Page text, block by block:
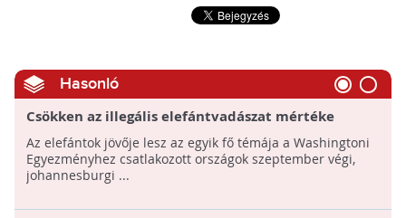
Hasonló
Csökken az illegális elefántvadászat mértéke
Afrikában
Az elefántok jövője lesz az egyik fő témája a Washingtoni
Egyezményhez csatlakozott országok szeptember végi,
johannesburgi ...